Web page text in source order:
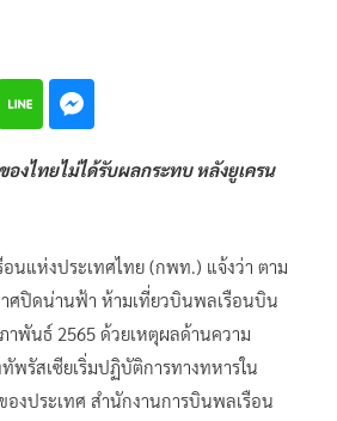
งไทยไม่ได้รับผลกระทบ หลังยูเครน
นแห่งประเทศไทย (กพท.) แจ้งว่า ตาม
ศปิดน่านฟ้า ห้ามเที่ยวบินพลเรือนบิน
พันธ์ 2565 ด้วยเหตุผลด้านความ
พรัสเซียเริ่มปฏิบัติการทางทหารใน
งประเทศ สำนักงานการบินพลเรือน